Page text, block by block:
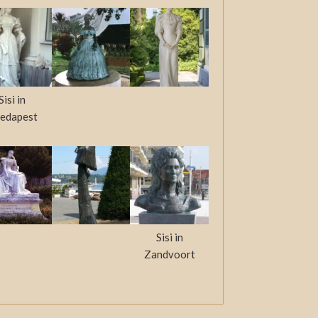
in
Sisi in
Zandvoort